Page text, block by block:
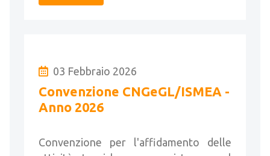
03 Febbraio 2026
Convenzione CNGeGL/ISMEA -
Anno 2026
Convenzione per l'affidamento delle